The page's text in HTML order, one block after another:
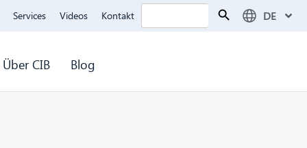
Services Videos Kontakt Search DE
Über CIB Blog